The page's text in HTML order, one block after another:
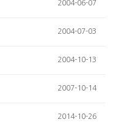
2004-06-07
2004-07-03
2004-10-13
2007-10-14
2014-10-26